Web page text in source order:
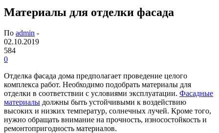
Материалы для отделки фасада
По admin -
02.10.2019
584
0
Отделка фасада дома предполагает проведение целого
комплекса работ. Необходимо подобрать материалы для
отделки в соответствии с условиями эксплуатации. Фасадные
материалы должны быть устойчивыми к воздействию
высоких и низких температур, солнечных лучей. Кроме того,
нужно обращать внимание на прочность, износостойкость и
ремонтопригодность материалов.